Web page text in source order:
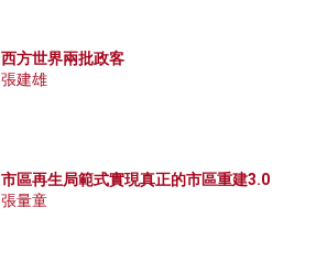
西方世界兩批政客
張建雄
市區再生局範式實現真正的市區重建3.0
張量童